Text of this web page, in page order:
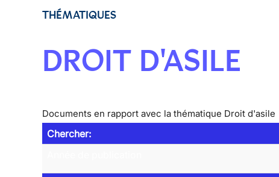
THÉMATIQUES
DROIT D'ASILE
Documents en rapport avec la thématique Droit d'asile
Chercher: